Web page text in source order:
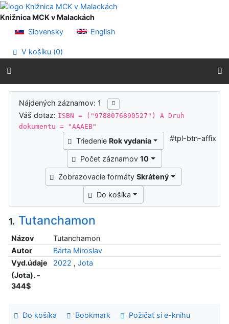
Prejsť na obsah
Prejsť na menu
Knižnica MCK v Malackách
Slovensky
English
V košíku (0)
Výsledky vyhľadávania
Nájdených záznamov: 1
Váš dotaz: ISBN = ("9788076890527") A Druh
dokumentu = "AAAEB"
Triedenie Rok vydania
Počet záznamov10
Zobrazovacie formátySkrátený
Do košíka
#tpl-btn-affix
1. Tutanchamon
Názov
Tutanchamon
Autor
Bárta Miroslav
Vyd.údaje
2022 , Jota
(Jota). -
344$
Do košíka Bookmark
Požičať si e-knihu